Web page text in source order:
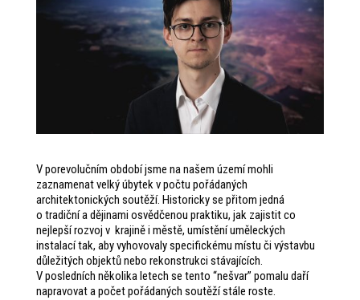
V porevolučním období jsme na našem území mohli
zaznamenat velký úbytek v počtu pořádaných
architektonických soutěží. Historicky se přitom jedná
o tradiční a dějinami osvědčenou praktiku, jak zajistit co
nejlepší rozvoj v krajině i městě, umístění uměleckých
instalací tak, aby vyhovovaly specifickému místu či výstavbu
důležitých objektů nebo rekonstrukci stávajících.
V posledních několika letech se tento “nešvar” pomalu daří
napravovat a počet pořádaných soutěží stále roste.